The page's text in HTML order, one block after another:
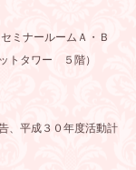
ナールームＡ・Ｂ
ワー ５階）
成３０年度活動計